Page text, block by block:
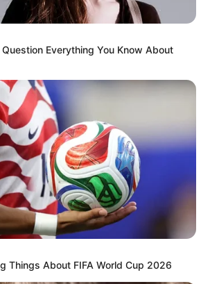
Ojek Online &
Auto
10 Potret
Pakai Bahan
Question Everything You Know About
Things About FIFA World Cup 2026